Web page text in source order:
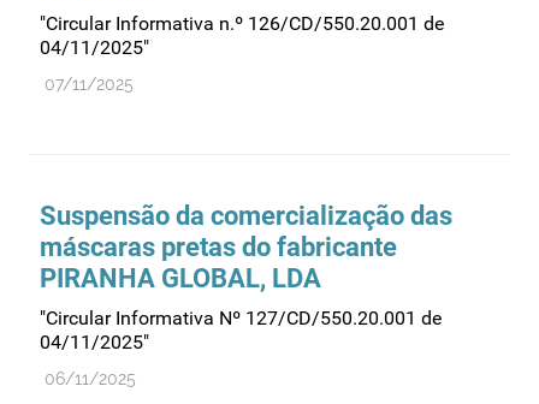
"Circular Informativa n.º 126/CD/550.20.001 de
04/11/2025"
07/11/2025
Suspensão da comercialização das
máscaras pretas do fabricante
PIRANHA GLOBAL, LDA
"Circular Informativa Nº 127/CD/550.20.001 de
04/11/2025"
06/11/2025